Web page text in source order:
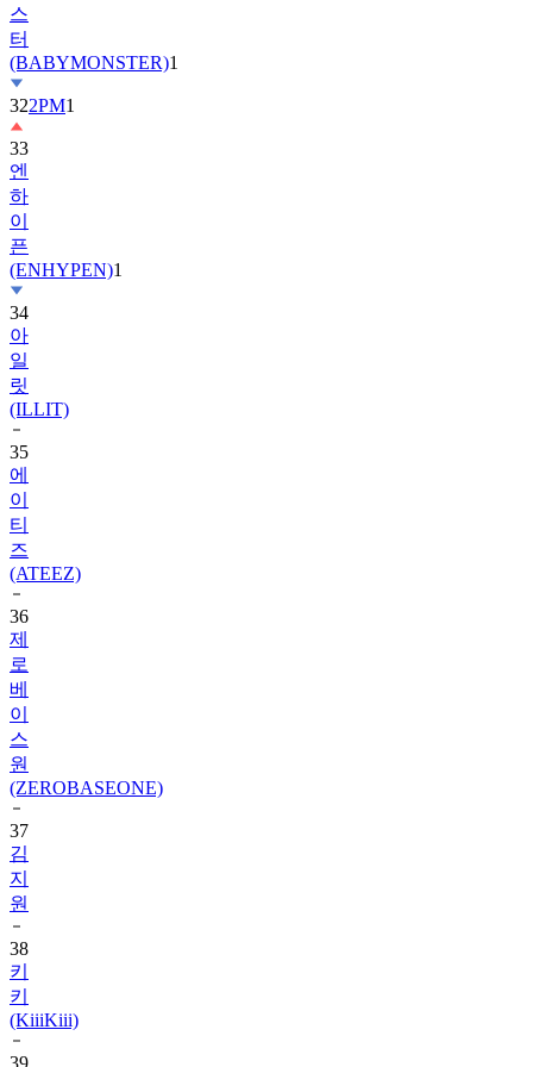
(BABYMONSTER)
322PM1
33
엔
하
이
픈
(ENHYPEN)
34
아
일
릿
(ILLIT)
35
에
이
티
즈
(ATEEZ)
36
제
로
베
이
스
원
(ZEROBASEONE)
37
김
지
원
38
키
키
(KiiiKiii)
39
르